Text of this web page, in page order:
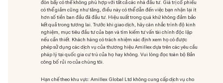
đòn bẩy có thể không phù hợp với tất cả các nhà đầu tư. Giá trị cổ phiếu
có thể giảm cũng như tăng, điều này có thể dẫn đến việc bạn nhận lại ít
hơn số tiền ban đầu đã đầu tư. Hiệu suất trong quá khứ không đảm bảo
kết quả trong tương lai. Trước khi giao dịch, hãy cân nhắc trình độ kinh
nghiệm, mục tiêu đầu tư của bạn và tìm kiếm tư vấn tài chính độc lập
nếu cần thiết. Khách hàng có trách nhiệm xác định xem họ có được
phép sử dụng các dịch vụ của thương hiệu Amillex dựa trên các yêu cầu
pháp lý tại quốc gia cư trú của họ hay không. Vui lòng đọc toàn bộ Bản
công bố rủi ro của chúng tôi.
Hạn chế theo khu vực: Amillex Global Ltd không cung cấp dịch vụ cho